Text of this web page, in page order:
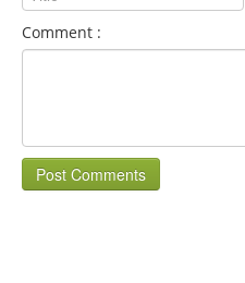
Comment :
Post Comments